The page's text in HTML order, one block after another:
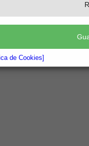
de Cookies]